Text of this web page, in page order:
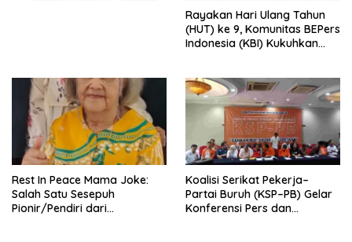
Rayakan Hari Ulang Tahun
(HUT) ke 9, Komunitas BEPers
Indonesia (KBI) Kukuhkan
Tema: “Penguatan dan
Pengembangan Organisasi
KBI yang Berbasis Riset di
seluruh Indonesia dan
Mancanegara”.
Rest In Peace Mama Joke:
Salah Satu Sesepuh
Pionir/Pendiri dari
Koalisi Serikat Pekerja–
Partai Buruh (KSP–PB) Gelar
Konferensi Pers dan